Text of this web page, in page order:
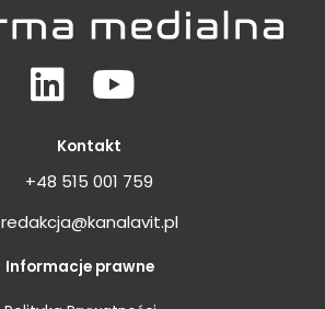
LinkedinYoutube
Kontakt
+48 515 001 759
redakcja@kanalavit.pl
Informacje prawne